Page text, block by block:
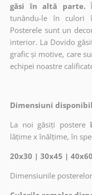
găsi în altă parte.
tunându-le în culori
Posterele sunt un
interior. La Dovido
grafic și motive, care
echipei noastre
Dimensiuni
La noi găsiți postere
lățime x înălțime, în
20x30 | 30x45 |
Dimensiunile